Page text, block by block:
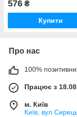
576 ₴
Купити
Про нас
100%
Працює з
м. Київ
Київ, вул